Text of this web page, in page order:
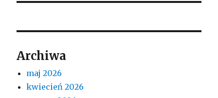
Archiwa
maj 2026
kwiecień 2026